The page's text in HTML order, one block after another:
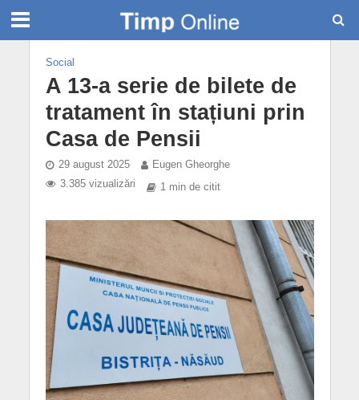
Social
A 13-a serie de bilete de
tratament în stațiuni prin
Casa de Pensii
29 august 2025
Eugen Gheorghe
3.385 vizualizări
1 min de citit